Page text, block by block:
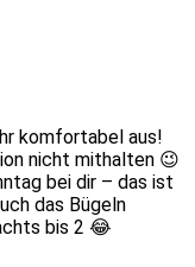
komfortabel aus!
nicht mithalten 😉
bei dir – das ist
das Bügeln
bis 2 😂